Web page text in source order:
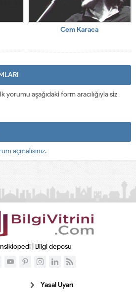
Cem Karaca
yorumu aşağıdaki form aracılığıyla siz
açmalısınız.
| Bilgi deposu
Yasal Uyarı